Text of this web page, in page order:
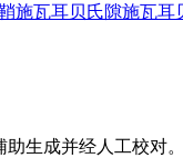
施瓦耳贝氏隙施瓦耳
生成并经人工校对